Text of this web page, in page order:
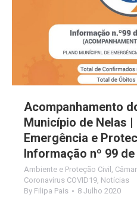
Acompanhamento
Município de Nelas
Emergência e
Informação nº 99
Ambiente e Proteção Civil
Coronavirus COVID19 Notícias
By Filipa Pais 8 Julho 2020